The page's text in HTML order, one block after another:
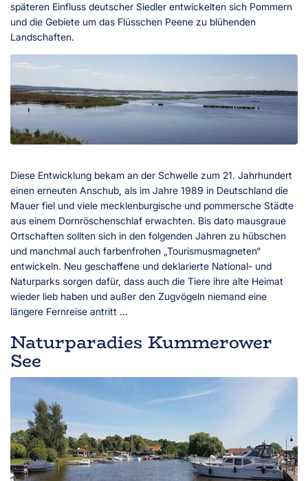
späteren Einfluss deutscher Siedler entwickelten sich Pommern
und die Gebiete um das Flüsschen Peene zu blühenden
Landschaften.
Diese Entwicklung bekam an der Schwelle zum 21. Jahrhundert
einen erneuten Anschub, als im Jahre 1989 in Deutschland die
Mauer fiel und viele mecklenburgische und pommersche Städte
aus einem Dornröschenschlaf erwachten. Bis dato mausgraue
Ortschaften sollten sich in den folgenden Jahren zu hübschen
und manchmal auch farbenfrohen „Tourismusmagneten“
entwickeln. Neu geschaffene und deklarierte National- und
Naturparks sorgen dafür, dass auch die Tiere ihre alte Heimat
wieder lieb haben und außer den Zugvögeln niemand eine
längere Fernreise antritt …
Naturparadies Kummerower
See